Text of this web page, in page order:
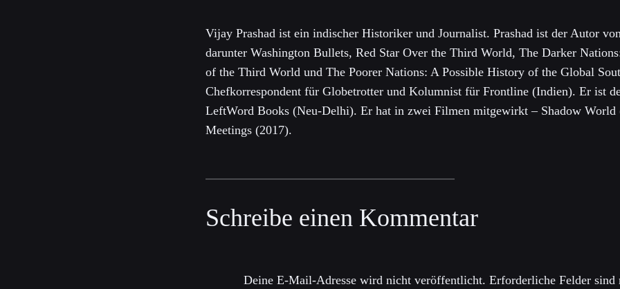
Vijay Prashad ist ein indischer Historiker und Journalist. Prashad ist der Autor
darunter Washington Bullets, Red Star Over the Third World, The Darker
of the Third World und The Poorer Nations: A Possible History of the Global
Chefkorrespondent für Globetrotter und Kolumnist für Frontline (Indien). Er ist
LeftWord Books (Neu-Delhi). Er hat in zwei Filmen mitgewirkt – Shadow World
Meetings (2017).
Schreibe einen Kommentar
Deine E-Mail-Adresse wird nicht veröffentlicht. Erforderliche Felder